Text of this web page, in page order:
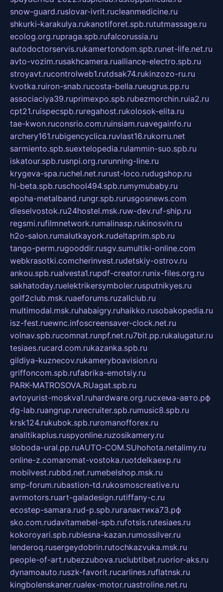
snow-guard.ruslovar-ivrit.rucleanmedicine.ru
shkurki-karakulya.rukanotiforet.spb.rututmassage.ru
ecolog.org.rupraga.spb.rufalcorussia.ru
autodoctorservis.rukamertondom.spb.runet-life.net.ru
avto-vozim.rusakhcamera.rualliance-electro.spb.ru
stroyavt.rucontrolweb1.rutdsak74.rukinzozo-ru.ru
kvotka.ruiron-snab.rucosta-bella.rueugrus.pp.ru
associaciya39.ruprimexpo.spb.rubezmorchin.ruia2.ru
cpt21.ruispecspb.ruregahost.rukolosok-elita.ru
tae-kwon.ruconsrio.com.ruinsiam.ruavegainfo.ru
archery161.rubigencyclica.ruvlast16.rukorru.net
sarmiento.spb.suextelopedia.rulammin-suo.spb.ru
iskatour.spb.rusnpi.org.rurunning-line.ru
krygeva-spa.ruchel.net.rurust-loco.rudugshop.ru
hl-beta.spb.ruschool494.spb.rumymubaby.ru
epoha-metalband.rungr.spb.rurusgosnews.com
dieselvostok.ru24hostel.msk.ruw-dev.ruf-ship.ru
regsmi.rufilmnetwork.rumalinasp.rukinosvin.ru
h2o-salon.rumalutkayork.rudeltaprim.spb.ru
tango-perm.rugooddir.rusgv.sumultiki-online.com
webkrasotki.comcherinvest.rudetskiy-ostrov.ru
ankou.spb.rualvesta1.rupdf-creator.runix-files.org.ru
sakhatoday.ruelektrikersymboler.rusputnikyes.ru
golf2club.msk.ruaeforums.ruzallclub.ru
multimodal.msk.ruhabaigry.ruhaikko.rusobakopedia.ru
isz-fest.ruewnc.infoscreensaver-clock.net.ru
volnav.spb.rucomnat.runpf.net.ru7bit.pp.rukalugatur.ru
tesiaes.rucard.com.rukazanka.spb.ru
gildiya-kuznecov.rukameryboavision.ru
griffoncom.spb.rufabrika-emotsiy.ru
PARK-MATROSOVA.RUagat.spb.ru
avtoyurist-moskva1.ruhardware.org.ruсхема-авто.рф
dg-lab.ruangrup.rurecruiter.spb.rumusic8.spb.ru
krsk124.rukubok.spb.ruromanofforex.ru
analitikaplus.ruspyonline.ruzosikamery.ru
sloboda-ural.pp.ruAUTO-COM.SUhohota.netalimy.ru
online-z.comaromat-vostoka.ruotdelkaexp.ru
mobilvest.rubbd.net.rumebelshop.msk.ru
smp-forum.rubastion-td.rukosmoscreative.ru
avrmotors.ruart-galadesign.rutiffany-c.ru
ecostep-samara.rud-p.spb.ruгалактика73.рф
sko.com.rudavitamebel-spb.rufotsis.rutesiaes.ru
kokoroyari.spb.rublesna-kazan.rumossilver.ru
lenderoq.rusergeydobrin.rutochkazvuka.msk.ru
people-of-art.rubezzubova.ruclubtibet.ruorior-aks.ru
dynamoauto.ruszk-favorit.rucarlines.ruflatnsk.ru
kingbolenskaner.rualex-motor.ruastroline.net.ru